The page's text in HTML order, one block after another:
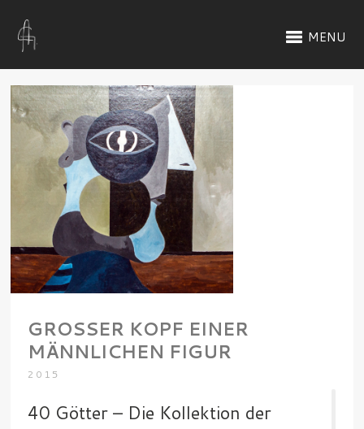
MENU
GROSSER KOPF EINER M
ÄNNLICHEN FIGUR
2015
40 Götter – Die Kollektion der